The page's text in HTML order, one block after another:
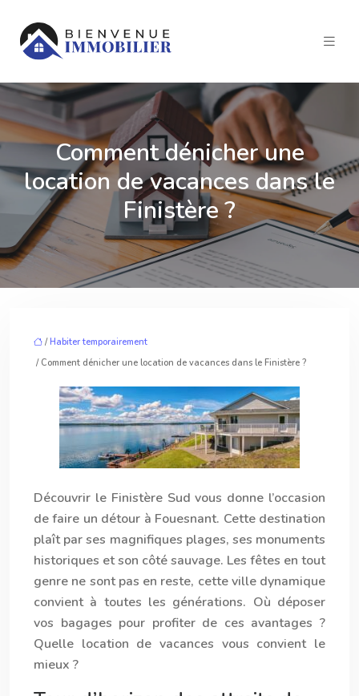
Comment dénicher une
location de vacances dans le
Finistère ?
/Habiter temporairement
/ Comment dénicher une location de vacances dans le Finistère ?
Découvrir le Finistère Sud vous donne l’occasion
de faire un détour à Fouesnant. Cette destination
plaît par ses magnifiques plages, ses monuments
historiques et son côté sauvage. Les fêtes en tout
genre ne sont pas en reste, cette ville dynamique
convient à toutes les générations. Où déposer
vos bagages pour profiter de ces avantages ?
Quelle location de vacances vous convient le
mieux ?